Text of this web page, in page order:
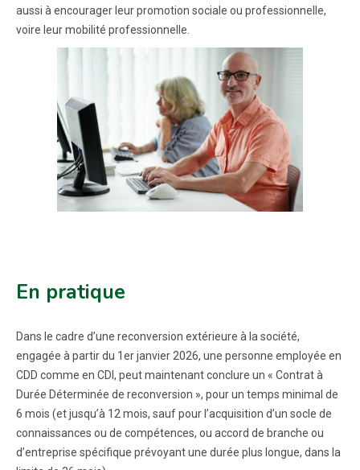
aussi à encourager leur promotion sociale ou professionnelle,
voire leur mobilité professionnelle.
En pratique
Dans le cadre d’une reconversion extérieure à la société,
engagée à partir du 1er janvier 2026, une personne employée en
CDD comme en CDI, peut maintenant conclure un « Contrat à
Durée Déterminée de reconversion », pour un temps minimal de
6 mois (et jusqu’à 12 mois, sauf pour l’acquisition d’un socle de
connaissances ou de compétences, ou accord de branche ou
d’entreprise spécifique prévoyant une durée plus longue, dans la